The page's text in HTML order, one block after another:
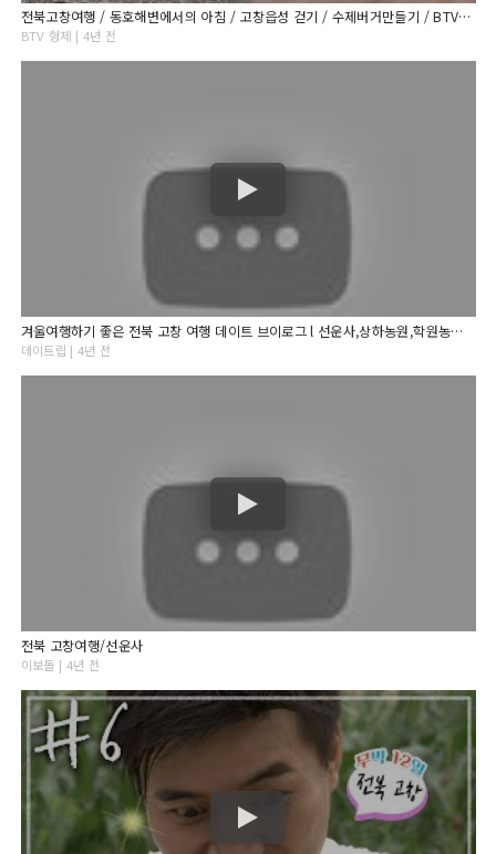
전북고창여행 / 동호해변에서의 아침 / 고창읍성 걷기 / 수제버거만들기 / BTV형제
BTV 형제 | 4년 전
겨울여행하기 좋은 전북 고창 여행 데이트 브이로그 l 선운사,상하농원,학원농장,네모의꿈,팜카페이솔,구시포해수욕장,크리스마스
데이트립 | 4년 전
전북 고창여행/선운사
이보돌 | 4년 전